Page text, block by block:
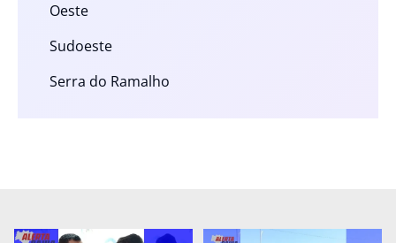
Oeste
Sudoeste
Serra do Ramalho